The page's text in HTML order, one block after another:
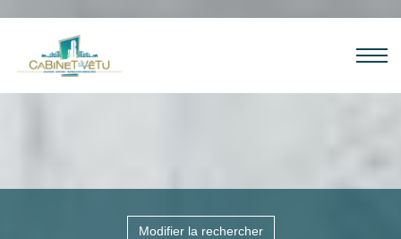
Modifier la rechercher